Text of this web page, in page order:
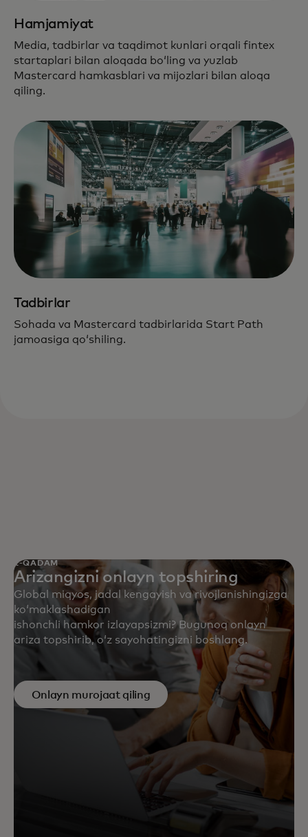
Hamjamiyat
Media, tadbirlar va taqdimot kunlari orqali fintex
startaplari bilan aloqada boʻling va yuzlab
Mastercard hamkasblari va mijozlari bilan aloqa
qiling.
Tadbirlar
Sohada va Mastercard tadbirlarida Start Path
jamoasiga qoʻshiling.
1-QADAM
Arizangizni onlayn topshiring
Global miqyos, jadal kengayish va rivojlanishingizga
koʻmaklashadigan
ishonchli hamkor izlayapsizmi? Bugunoq onlayn
ariza topshirib, oʻz sayohatingizni boshlang.
Onlayn murojaat qiling